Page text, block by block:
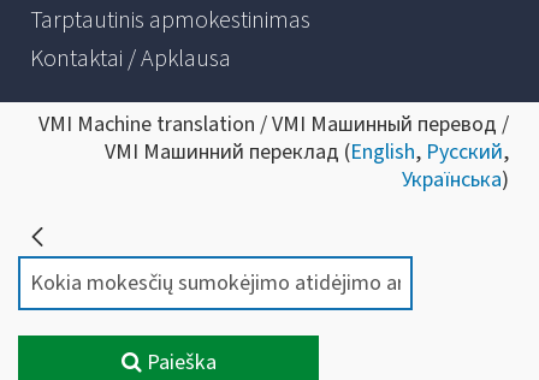
Tarptautinis apmokestinimas
Kontaktai / Apklausa
VMI Machine translation / VMI Машинный перевод /
VMI Машинний переклад (English, Русский,
Українська)
Paieška